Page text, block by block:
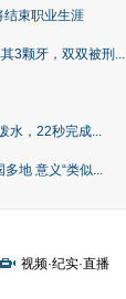
结束职业生涯
3颗牙，双双被刑...
水，22秒完成...
地 意义“类似...
视频·纪实·直播